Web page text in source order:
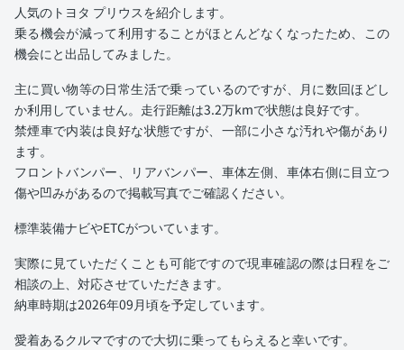
人気のトヨタ プリウスを紹介します。
乗る機会が減って利用することがほとんどなくなったため、この
機会にと出品してみました。
主に買い物等の日常生活で乗っているのですが、月に数回ほどし
か利用していません。走行距離は3.2万kmで状態は良好です。
禁煙車で内装は良好な状態ですが、一部に小さな汚れや傷があり
ます。
フロントバンパー、リアバンパー、車体左側、車体右側に目立つ
傷や凹みがあるので掲載写真でご確認ください。
標準装備ナビやETCがついています。
実際に見ていただくことも可能ですので現車確認の際は日程をご
相談の上、対応させていただきます。
納車時期は2026年09月頃を予定しています。
愛着あるクルマですので大切に乗ってもらえると幸いです。